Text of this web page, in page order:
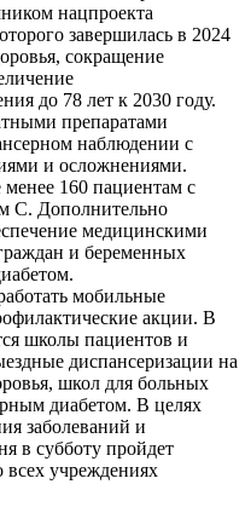
нацпроекта
завершилась в 2024
сокращение
до 78 лет к 2030 году.
препаратами
наблюдении с
и осложнениями.
менее 160 пациентам с
С. Дополнительно
медицинскими
и беременных
мобильные
акции. В
школы пациентов и
диспансеризации на
школ для больных
диабетом. В целях
заболеваний и
в субботу пройдет
учреждениях